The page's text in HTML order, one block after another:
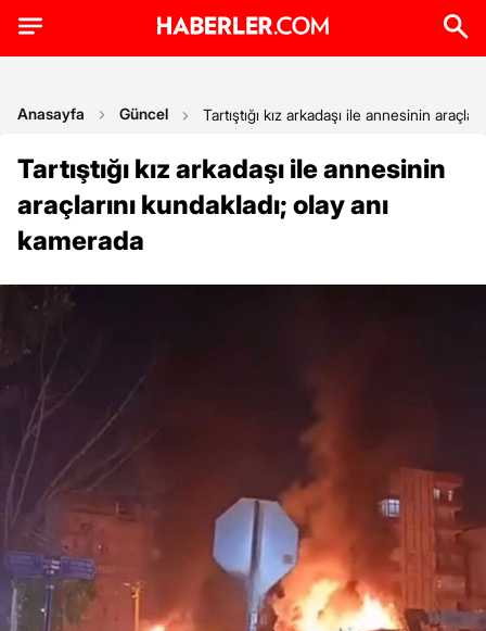
Anasayfa Güncel Tartıştığı kız arkadaşı ile annesinin
Tartıştığı kız arkadaşı ile annesinin
araçlarını kundakladı; olay anı
kamerada